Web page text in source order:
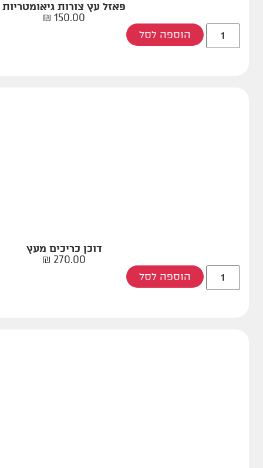
פאזל עץ צורות גיאומטריות
150.00
₪
הוספה לסל
דוכן כריכים מעץ
270.00
₪
הוספה לסל